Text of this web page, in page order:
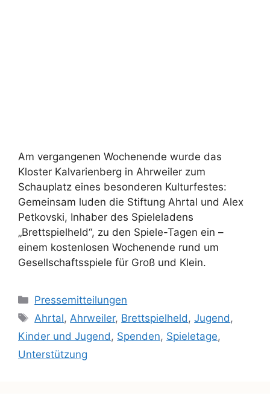
Am vergangenen Wochenende wurde das
Kloster Kalvarienberg in Ahrweiler zum
Schauplatz eines besonderen Kulturfestes:
Gemeinsam luden die Stiftung Ahrtal und Alex
Petkovski, Inhaber des Spieleladens
„Brettspielheld“, zu den Spiele-Tagen ein –
einem kostenlosen Wochenende rund um
Gesellschaftsspiele für Groß und Klein.
Pressemitteilungen
Ahrtal, Ahrweiler, Brettspielheld ,Jugend ,
Kinder und Jugend , Spenden, Spieletage,
Unterstützung